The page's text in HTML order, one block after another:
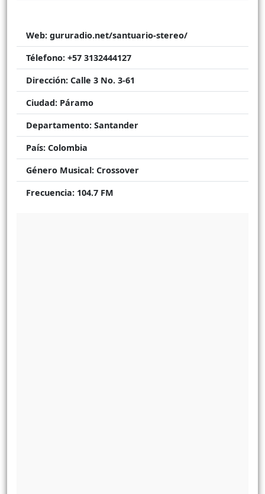
Web: gururadio.net/santuario-stereo/
Télefono: +57 3132444127
Dirección: Calle 3 No. 3-61
Ciudad: Páramo
Departamento: Santander
País: Colombia
Género Musical: Crossover
Frecuencia: 104.7 FM